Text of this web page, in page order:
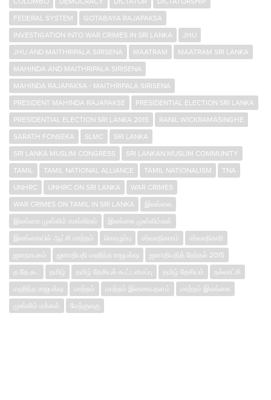
FEDERAL SYSTEM
GOTABAYA RAJAPAKSA
INVESTIGATION INTO WAR CRIMES IN SRI LANKA
JHU
JHU AND MAITHRIPALA SIRISENA
MAATRAM
MAATRAM SRI LANKA
MAHINDA AND MAITHRIPALA SIRISENA
MAHINDA RAJAPAKSA - MAITHRIPALA SIRISENA
PRESIDENT MAHINDA RAJAPAKSE
PRESIDENTIAL ELECTION SRI LANKA
PRESIDENTIAL ELECTION SRI LANKA 2015
RANIL WICKRAMASINGHE
SARATH FONSEKA
SLMC
SRI LANKA
SRI LANKA MUSLIM CONGRESS
SRI LANKAN MUSLIM COMMUNITY
TAMIL
TAMIL NATIONAL ALLIANCE TAMIL NATIONALISM
TNA
UNHRC
UNHRC ON SRI LANKA
WAR CRIMES
WAR CRIMES ON TAMIL IN SRI LANKA
இலங்கை
இலங்கை முஸ்லிம் காங்கிரஸ்
இலங்கை முஸ்லிம்கள்
இலங்கையில் ஆட்சி மாற்றம்
கொழும்பு சர்வாதிகாரம்
சர்வாதிகாரி
ஜனநாயகம்
ஜனாதிபதி மஹிந்த ராஜபக்‌ஷ
ஜனாதிபதித் தேர்தல் 2015
த.தே.கூ.
தமிழ் தமிழ் தேசியக் கூட்டமைப்பு தமிழ் தேசியம்
நல்லாட்சி
மஹிந்த ராஜபக்‌ஷ
மாற்றம் மாற்றம் இணையதளம்
மாற்றம் இலங்கை
முஸ்லிம் மக்கள்
மேற்குலகு